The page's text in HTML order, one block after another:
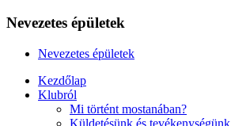
Nevezetes épületek
Nevezetes épületek
Kezdőlap
Klubról
Mi történt mostanában?
Küldetésünk és tevékenységünk